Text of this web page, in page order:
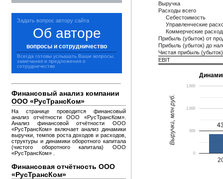
Задать вопрос автору сайта
Об авторе
вопросы и сотрудничество
Всегда готовы услышать Ваши вопросы,
замечания и предложения о
сотрудничестве
Финансовый анализ компании
ООО «РусТрансКом»
На странице проводится финансовый
анализ отчётности ООО «РусТрансКом».
Анализ финансовой отчётности ООО
«РусТрансКом» включает анализ динамики
выручки, темпов роста доходов и расходов,
структуры и динамики оборотного капитала
(чистого оборотного капитала) ООО
«РусТрансКом» .
Финансовая отчётность ООО
«РусТрансКом»
Выручка
Расходы всего
Себестоимость
Управленческие
Коммерческие
Прибыль (убыток) от
Прибыль (убыток) до
Чистая прибыль (убыток)
EBIT
0
500
1,000
1,500
Выручка, млн.руб.